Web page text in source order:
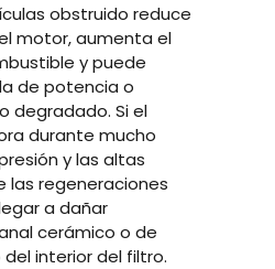
obstruido reduce
motor, aumenta el
y puede
de potencia o
degradado. Si el
durante mucho
y las altas
las regeneraciones
a dañar
cerámico o de
interior del filtro.